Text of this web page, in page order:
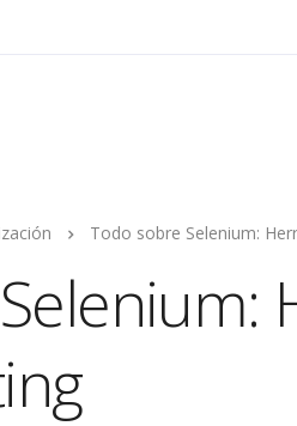
Todo sobre Selenium: